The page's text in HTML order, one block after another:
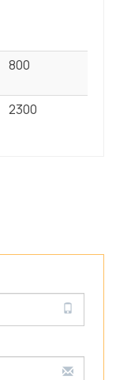
800
2300